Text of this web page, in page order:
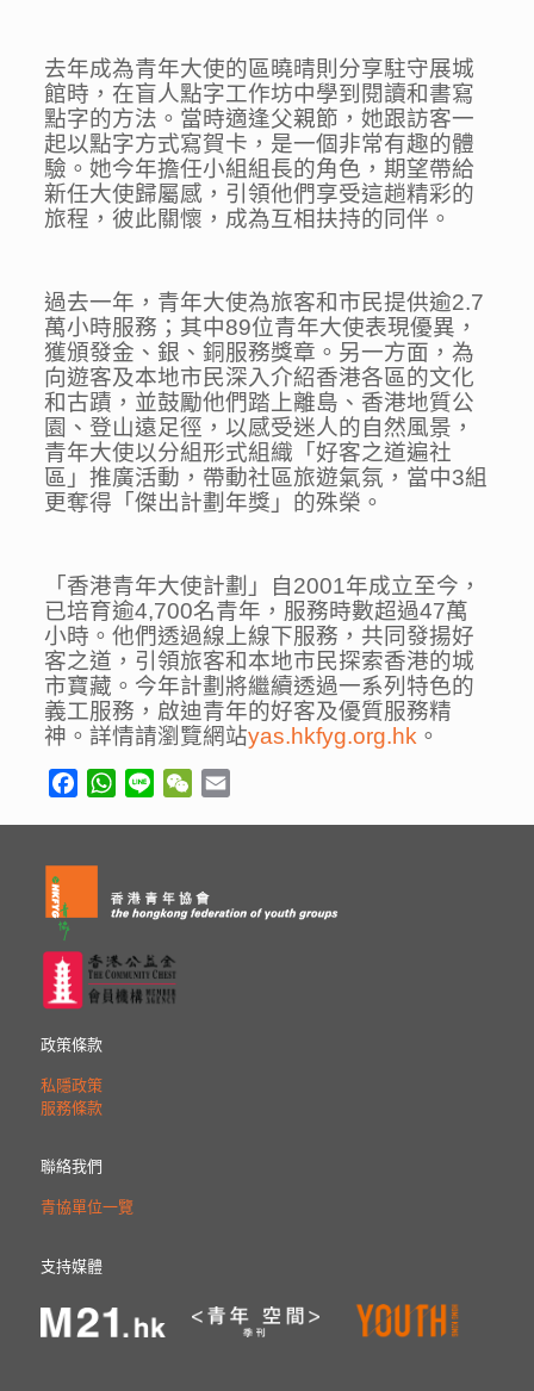
去年成為青年大使的區曉晴則分享駐守展城
館時，在盲人點字工作坊中學到閱讀和書寫
點字的方法。當時適逢父親節，她跟訪客一
起以點字方式寫賀卡，是一個非常有趣的體
驗。她今年擔任小組組長的角色，期望帶給
新任大使歸屬感，引領他們享受這趟精彩的
旅程，彼此關懷，成為互相扶持的同伴。
過去一年，青年大使為旅客和市民提供逾2.7
萬小時服務；其中89位青年大使表現優異，
獲頒發金、銀、銅服務獎章。另一方面，為
向遊客及本地市民深入介紹香港各區的文化
和古蹟，並鼓勵他們踏上離島、香港地質公
園、登山遠足徑，以感受迷人的自然風景，
青年大使以分組形式組織「好客之道遍社
區」推廣活動，帶動社區旅遊氣氛，當中3組
更奪得「傑出計劃年獎」的殊榮。
「香港青年大使計劃」自2001年成立至今，
已培育逾4,700名青年，服務時數超過47萬
小時。他們透過線上線下服務，共同發揚好
客之道，引領旅客和本地市民探索香港的城
市寶藏。今年計劃將繼續透過一系列特色的
義工服務，啟迪青年的好客及優質服務精
神。詳情請瀏覽網站yas.hkfyg.org.hk 。
FacebookWhatsApp
Line WeChat
政策條款
私隱政策
服務條款
聯絡我們
青協單位一覽
支持媒體